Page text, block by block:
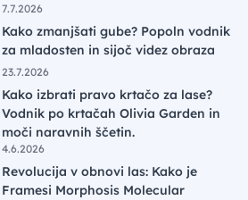
7.7.2026
Kako zmanjšati gube? Popoln vodnik
za mladosten in sijoč videz obraza
23.7.2026
Kako izbrati pravo krtačo za lase?
Vodnik po krtačah Olivia Garden in
moči naravnih ščetin.
4.6.2026
Revolucija v obnovi las: Kako je
Framesi Morphosis Molecular